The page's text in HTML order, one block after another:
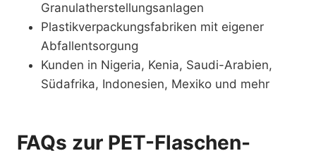
Granulatherstellungsanlagen
Plastikverpackungsfabriken mit eigener
Abfallentsorgung
Kunden in Nigeria, Kenia, Saudi-Arabien,
Südafrika, Indonesien, Mexiko und mehr
FAQs zur PET-Flaschen-